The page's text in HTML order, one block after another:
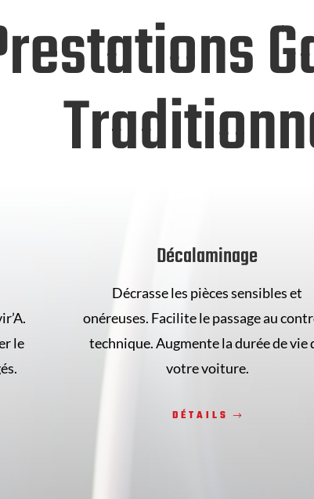
le
Décalaminage
Décrasse les pièces sensibles et
onéreuses. Facilite le passage au
technique. Augmente la durée de vie
votre voiture.
DÉTAILS